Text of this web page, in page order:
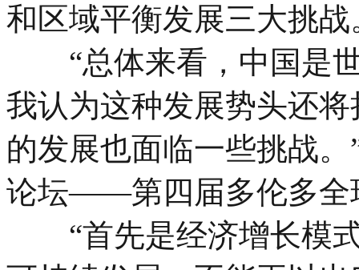
和区域平衡发展三大挑战
“总体来看，中国是世
我认为这种发展势头还
的发展也面临一些挑战
论坛——第四届多伦多全
“首先是经济增长模式